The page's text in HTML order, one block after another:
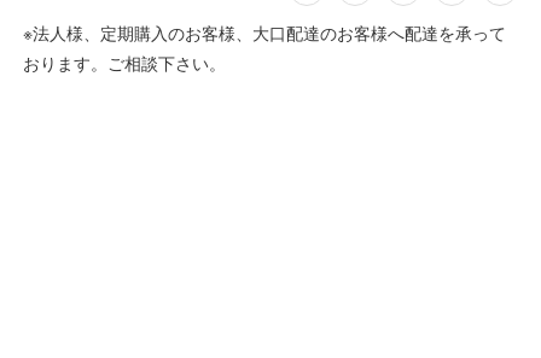
※法人様、定期購入のお客様、大口配達のお客様へ配達を承って
おります。ご相談下さい。